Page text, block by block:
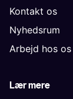
Kontakt os
Nyhedsrum
Arbejd hos os
Lær mere